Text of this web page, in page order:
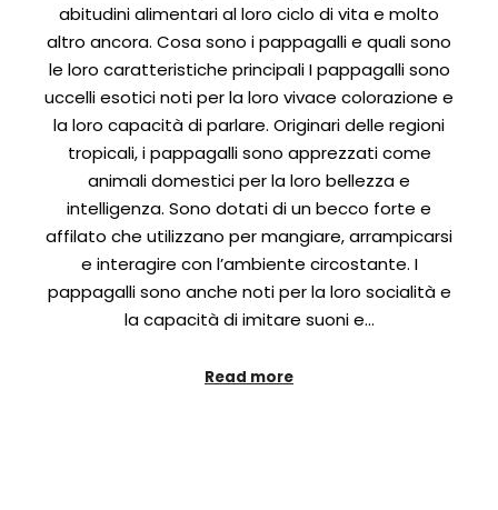
abitudini alimentari al loro ciclo di vita e molto
altro ancora. Cosa sono i pappagalli e quali sono
le loro caratteristiche principali I pappagalli sono
uccelli esotici noti per la loro vivace colorazione e
la loro capacità di parlare. Originari delle regioni
tropicali, i pappagalli sono apprezzati come
animali domestici per la loro bellezza e
intelligenza. Sono dotati di un becco forte e
affilato che utilizzano per mangiare, arrampicarsi
e interagire con l’ambiente circostante. I
pappagalli sono anche noti per la loro socialità e
la capacità di imitare suoni e…
Read more